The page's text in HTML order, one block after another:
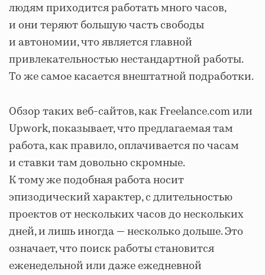
людям приходится работать много часов,
и они теряют большую часть свободы
и автономии, что является главной
привлекательностью нестандартной работы.
То же самое касается внештатной подработки.
Обзор таких веб-сайтов, как Freelance.com или
Upwork, показывает, что предлагаемая там
работа, как правило, оплачивается по часам
и ставки там довольно скромные.
К тому же подобная работа носит
эпизодический характер, с длительностью
проектов от нескольких часов до нескольких
дней, и лишь иногда — несколько дольше. Это
означает, что поиск работы становится
еженедельной или даже ежедневной